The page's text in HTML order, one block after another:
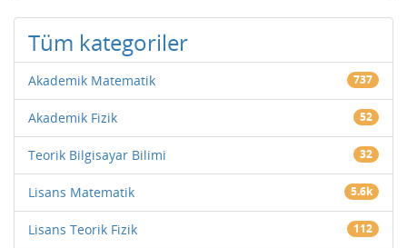
Tüm kategoriler
Akademik Matematik 737
Akademik Fizik 52
Teorik Bilgisayar Bilimi 32
Lisans Matematik 5.6k
Lisans Teorik Fizik 112